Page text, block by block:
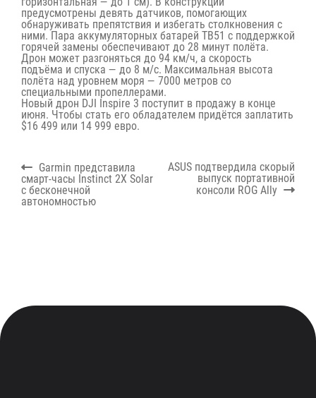
предусмотрены девять датчиков, помогающих
обнаруживать препятствия и избегать столкновения с
ними. Пара аккумуляторных батарей TB51 с поддержкой
горячей замены обеспечивают до 28 минут полёта.
Дрон может разгоняться до 94 км/ч, а скорость
подъёма и спуска — до 8 м/с. Максимальная высота
полёта над уровнем моря — 7000 метров со
специальными пропеллерами.
Новый дрон DJI Inspire 3 поступит в продажу в конце
июня. Чтобы стать его обладателем придётся заплатить
$16 499 или 14 999 евро.
Навигация
по
записям
Previous
post:
Garmin представила
смарт-часы Instinct 2X Solar
с бесконечной
автономностью
Next
ASUS подтвердила скорый
выпуск портативной
консоли ROG Ally